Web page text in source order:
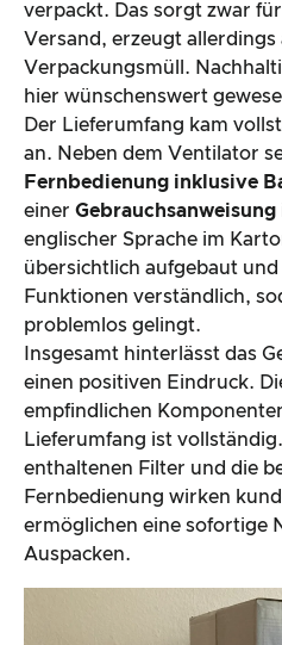
verpackt. Das sorgt zwar
Versand, erzeugt allerdings
Verpackungsmüll.
hier wünschenswert
Der Lieferumfang kam
an. Neben dem Ventilator
Fernbedienung inklusive
einer Gebrauchsanweisung
englischer Sprache im
übersichtlich aufgebaut
Funktionen verständlich,
problemlos gelingt.
Insgesamt hinterlässt das
einen positiven Eindruck.
empfindlichen
Lieferumfang ist
enthaltenen Filter und die
Fernbedienung wirken
ermöglichen eine sofortige
Auspacken.